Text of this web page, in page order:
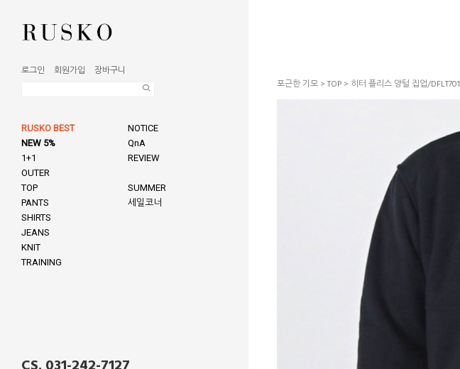
로그인 회원가입 장바구니
RUSKO BEST
NEW 5%
1+1
OUTER
TOP
PANTS
SHIRTS
JEANS
KNIT
TRAINING
NOTICE
QnA
REVIEW
SUMMER
세일코너
포근한 기모 > TOP > 히터 플리스 양털 집업/DFLT701